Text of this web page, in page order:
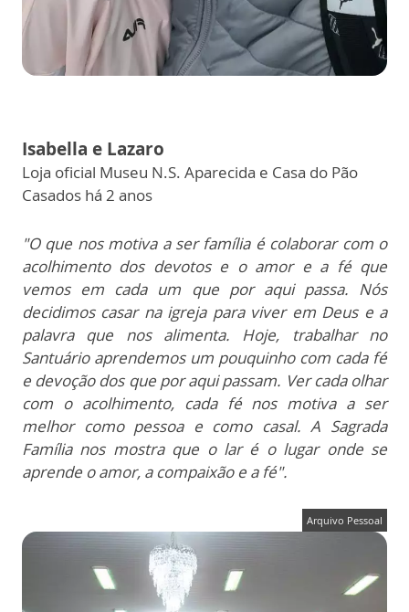
Isabella e Lazaro
Loja oficial Museu N.S. Aparecida e Casa do Pão
Casados há 2 anos
"O que nos motiva a ser família é colaborar com o
acolhimento dos devotos e o amor e a fé que
vemos em cada um que por aqui passa. Nós
decidimos casar na igreja para viver em Deus e a
palavra que nos alimenta. Hoje, trabalhar no
Santuário aprendemos um pouquinho com cada fé
e devoção dos que por aqui passam. Ver cada olhar
com o acolhimento, cada fé nos motiva a ser
melhor como pessoa e como casal.A Sagrada
Família nos mostra que o lar é o lugar onde se
aprende o amor, a compaixão e a fé".
Arquivo Pessoal